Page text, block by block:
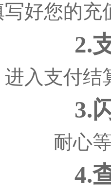
写好您的充
2.
进入支付结
3.
耐心
4.